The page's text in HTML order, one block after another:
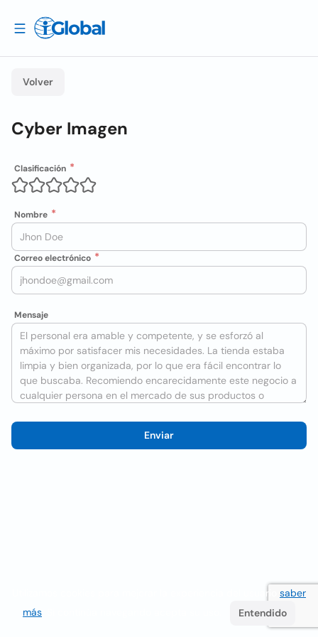
Volver
Cyber Imagen
Clasificación
Nombre
Correo electrónico
Mensaje
Enviar
Utilizamos cookies para mejorar la experiencia del usuario saber
más
Entendido